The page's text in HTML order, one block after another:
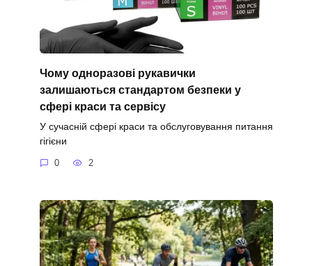
Чому одноразові рукавички
залишаються стандартом безпеки у
сфері краси та сервісу
У сучасній сфері краси та обслуговування питання
гігієни
0 2